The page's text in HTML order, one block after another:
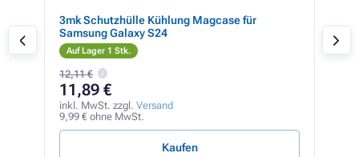
3mk Schutzhülle Kühlung Magcase für
Samsung Galaxy S24
Auf Lager 1 Stk.
12,11 €
11,89 €
inkl. MwSt. zzgl. Versand
9,99 € ohne MwSt.
Kaufen